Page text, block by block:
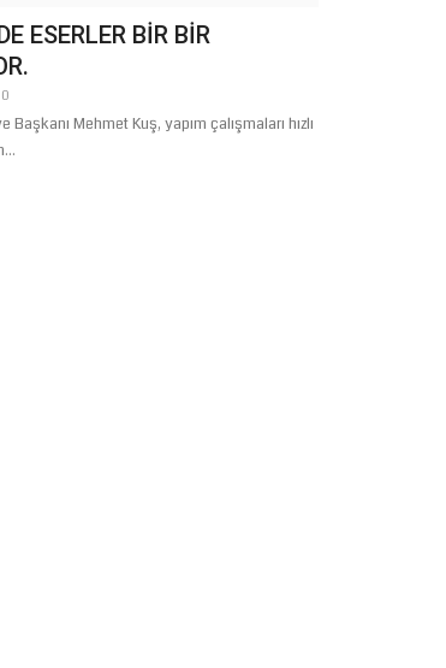
ESERLER BİR BİR
0
Mehmet Kuş, yapım çalışmaları hızlı